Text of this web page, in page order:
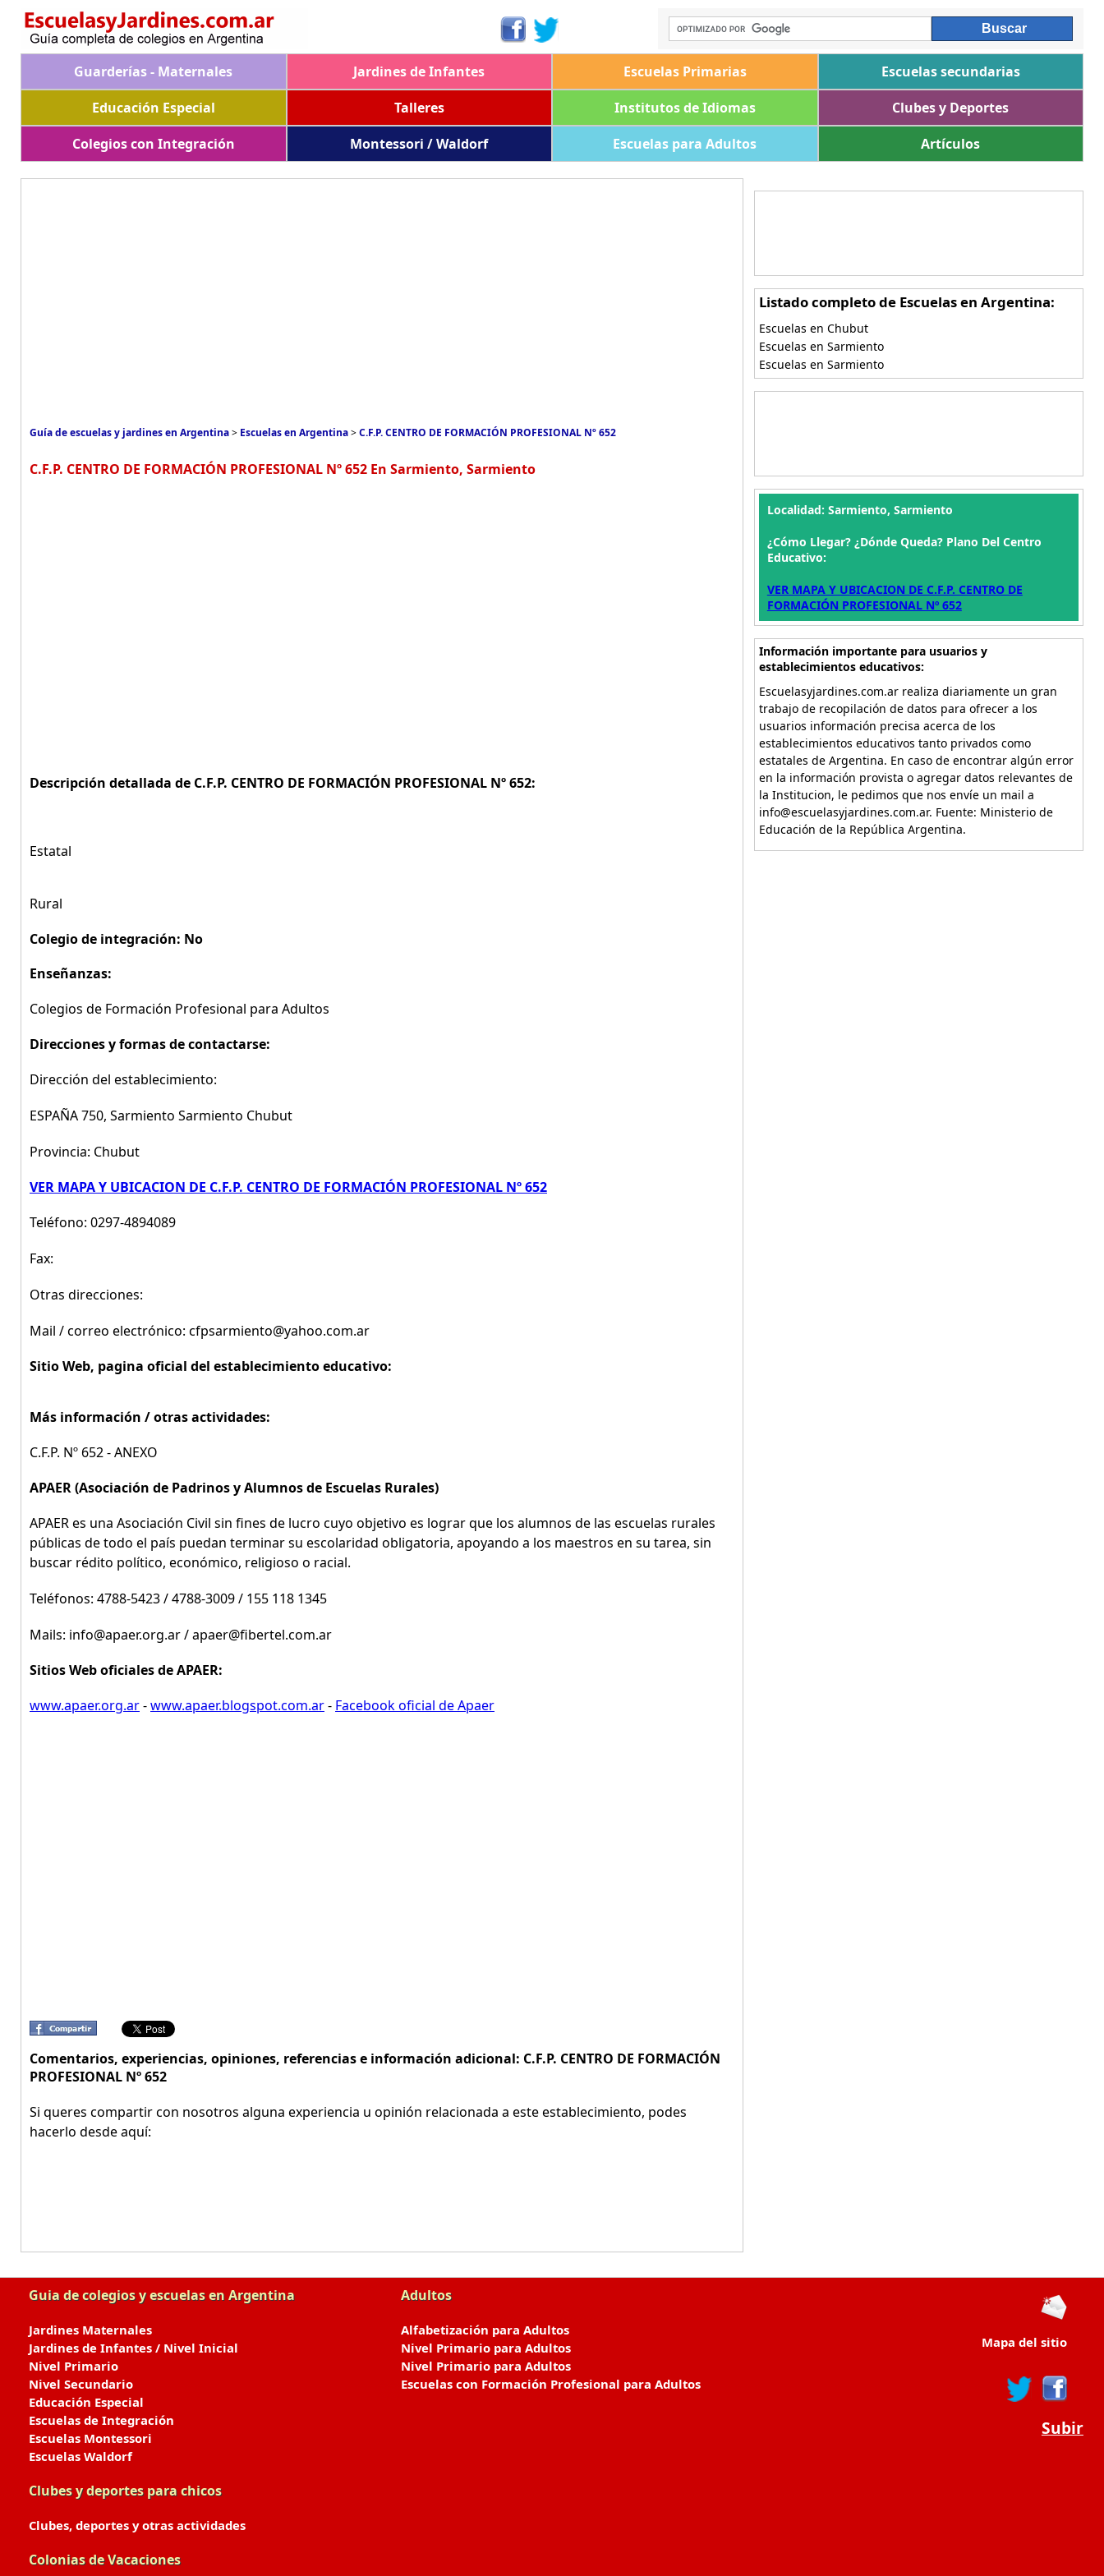
Guarderías - Maternales Jardines de Infantes Escuelas Primarias
Escuelas secundarias
Educación Especial
Talleres Institutos de Idiomas
Clubes y Deportes
Colegios con Integración
Montessori / Waldorf Escuelas para Adultos Artículos
Guía de escuelas y jardines en Argentina> Escuelas en Argentina>C.F.P. CENTRO DE FORMACIÓN PROFESIONAL Nº 652
C.F.P. CENTRO DE FORMACIÓN PROFESIONAL Nº 652 En Sarmiento, Sarmiento
Descripción detallada de C.F.P. CENTRO DE FORMACIÓN PROFESIONAL Nº 652:
Estatal
Rural
Colegio de integración: No
Enseñanzas:
Colegios de Formación Profesional para Adultos
Direcciones y formas de contactarse:
Dirección del establecimiento:
ESPAÑA 750, Sarmiento Sarmiento Chubut
Provincia: Chubut
VER MAPA Y UBICACION DE C.F.P. CENTRO DE FORMACIÓN PROFESIONAL Nº 652
Teléfono: 0297-4894089
Fax:
Otras direcciones:
Mail / correo electrónico: cfpsarmiento@yahoo.com.ar
Sitio Web, pagina oficial del establecimiento educativo:
Más información / otras actividades:
C.F.P. Nº 652 - ANEXO
APAER (Asociación de Padrinos y Alumnos de Escuelas Rurales)
APAER es una Asociación Civil sin fines de lucro cuyo objetivo es lograr que los alumnos de las escuelas rurales
públicas de todo el país puedan terminar su escolaridad obligatoria, apoyando a los maestros en su tarea, sin
buscar rédito político, económico, religioso o racial.
Teléfonos: 4788-5423 / 4788-3009 / 155 118 1345
Mails: info@apaer.org.ar / apaer@fibertel.com.ar
Sitios Web oficiales de APAER:
www.apaer.org.ar-www.apaer.blogspot.com.ar- Facebook oficial de Apaer
Comentarios, experiencias, opiniones, referencias e información adicional: C.F.P. CENTRO DE FORMACIÓN
PROFESIONAL Nº 652
Si queres compartir con nosotros alguna experiencia u opinión relacionada a este establecimiento, podes
hacerlo desde aquí:
Listado completo de Escuelas en Argentina:
Escuelas en Chubut
Escuelas en Sarmiento
Escuelas en Sarmiento
Localidad: Sarmiento, Sarmiento
¿Cómo Llegar? ¿Dónde Queda? Plano Del Centro
Educativo:
VER MAPA Y UBICACION DE C.F.P. CENTRO DE
FORMACIÓN PROFESIONAL Nº 652
Información importante para usuarios y
establecimientos educativos:
Escuelasyjardines.com.ar realiza diariamente un gran
trabajo de recopilación de datos para ofrecer a los
usuarios información precisa acerca de los
establecimientos educativos tanto privados como
estatales de Argentina. En caso de encontrar algún error
en la información provista o agregar datos relevantes de
la Institucion, le pedimos que nos envíe un mail a
info@escuelasyjardines.com.ar. Fuente: Ministerio de
Educación de la República Argentina.
Guia de colegios y escuelas en Argentina
Jardines Maternales
Jardines de Infantes / Nivel Inicial
Nivel Primario
Nivel Secundario
Educación Especial
Escuelas de Integración
Escuelas Montessori
Escuelas Waldorf
Clubes y deportes para chicos
Clubes, deportes y otras actividades
Colonias de Vacaciones
Adultos
Alfabetización para Adultos
Nivel Primario para Adultos
Nivel Primario para Adultos
Escuelas con Formación Profesional para Adultos
Mapa del sitio
Subir